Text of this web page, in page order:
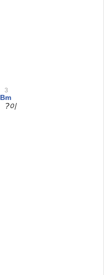
Bm
3
?이